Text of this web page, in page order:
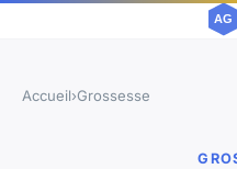
Accueil›Grossesse